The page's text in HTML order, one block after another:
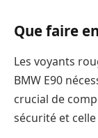
Que faire
Les voyants
BMW E90
crucial de
sécurité et